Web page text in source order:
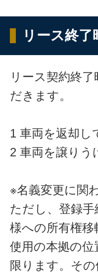
リース終
リース契約終
だきます。
1 車両を返却し
2 車両を譲りう
※名義変更に関
ただし、登録
様への所有権
使用の本拠の
限ります。そ